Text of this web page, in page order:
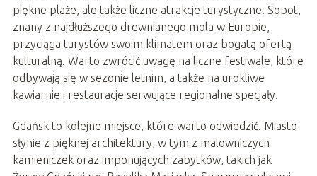
piękne plaże, ale także liczne atrakcje turystyczne. Sopot,
znany z najdłuższego drewnianego mola w Europie,
przyciąga turystów swoim klimatem oraz bogatą ofertą
kulturalną. Warto zwrócić uwagę na liczne festiwale, które
odbywają się w sezonie letnim, a także na urokliwe
kawiarnie i restauracje serwujące regionalne specjały.
Gdańsk to kolejne miejsce, które warto odwiedzić. Miasto
słynie z pięknej architektury, w tym z malowniczych
kamieniczek oraz imponujących zabytków, takich jak